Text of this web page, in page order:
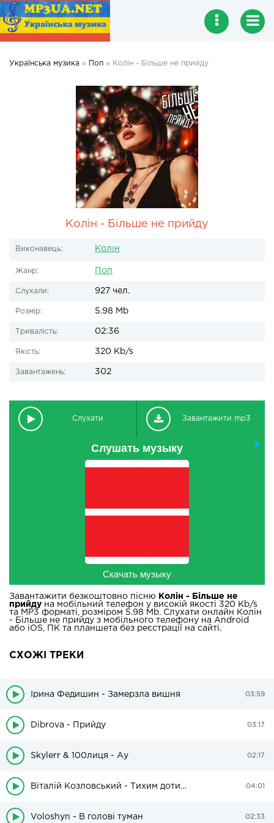
Українська музика » Поп » Колін - Більше не прийду
Колін - Більше не прийду
Виконавець: Колін
Жанр: Поп
Слухали: 927 чел.
Розмір: 5.98 Mb
Тривалість: 02:36
Якість: 320 Kb/s
Завантажень: 302
Слухати Завантажити mp3
Слушать музыку
Скачать музыку
Завантажити безкоштовно пісню
Колін - Більше не
прийду на мобільний телефон у високій якості 320 Kb/s
та MP3 форматі, розміром 5.98 Mb. Слухати онлайн Колін
- Більше не прийду з мобільного телефону на Android
або iOS, ПК та планшета без реєстрації на сайті.
СХОЖІ ТРЕКИ
Ірина Федишин - Замерзла вишня 03:59
Dibrova - Прийду 03:17
Skylerr & 100лиця - Ау 02:17
Віталій Козловський - Тихим дотиком 04:01
Voloshyn - В голові туман 02:33